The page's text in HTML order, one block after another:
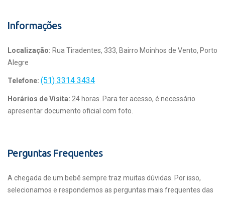
Informações
Localização: Rua Tiradentes, 333, Bairro Moinhos de Vento, Porto
Alegre
Telefone: (51) 3314 3434
Horários de Visita: 24 horas. Para ter acesso, é necessário
apresentar documento oficial com foto.
Perguntas Frequentes
A chegada de um bebê sempre traz muitas dúvidas. Por isso,
selecionamos e respondemos as perguntas mais frequentes das